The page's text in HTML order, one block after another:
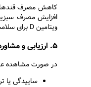
کاهش مصرف
افزایش مصرف
ویتامین D برای سلامت دندان‌ها مؤثر است.
۵. ارزیابی و مشاوره
در صورت مشاهده
ساییدگی یا